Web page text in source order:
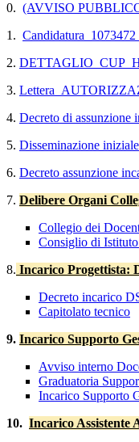
0. (AVVISO
1.
2.
3.
4. Decreto di assunzione
5. Disseminazione iniziale
6. Decreto assunzione
7. Delibere Organi
Collegio dei
Consiglio di
8. Incarico Progettista:
Decreto incarico
Capitolato tecnico
9. Incarico Supporto
Avviso interno
Graduatoria
Incarico Supporto
10. Incarico Assistente